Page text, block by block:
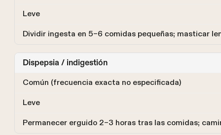
Leve
Dividir ingesta en 5–6 comidas pequeñas; masticar
Dispepsia / indigestión
Común (frecuencia exacta no especificada)
Leve
Permanecer erguido 2–3 horas tras las comidas;